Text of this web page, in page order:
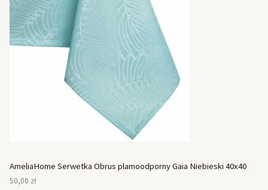
AmeliaHome Serwetka Obrus plamoodporny Gaia Niebieski 40x40
50,00 zł